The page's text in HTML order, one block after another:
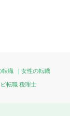
転職
女性の転職
転職 税理士